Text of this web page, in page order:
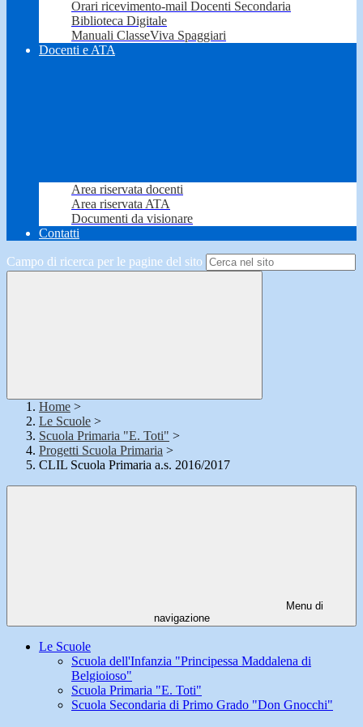
Orari ricevimento-mail Docenti Secondaria
Biblioteca Digitale
Manuali ClasseViva Spaggiari
Docenti e ATA
Area riservata docenti
Area riservata ATA
Documenti da visionare
Contatti
Campo di ricerca per le pagine del sito
Home >
Le Scuole >
Scuola Primaria "E. Toti" >
Progetti Scuola Primaria >
CLIL Scuola Primaria a.s. 2016/2017
Menu di
navigazione
Le Scuole
Scuola dell'Infanzia "Principessa Maddalena di
Belgioioso"
Scuola Primaria "E. Toti"
Scuola Secondaria di Primo Grado "Don Gnocchi"